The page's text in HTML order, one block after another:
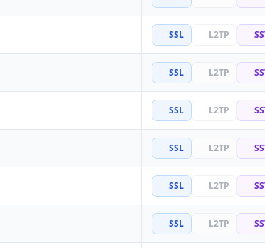
SSL L2TP
SSL L2TP
SSL L2TP
SSL L2TP
SSL L2TP
SSL L2TP